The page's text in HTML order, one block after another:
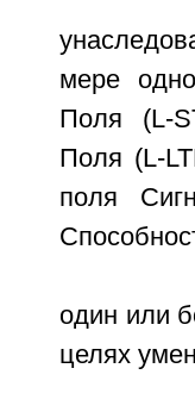
мере
Поля (L-
Поля (L-
поля
один или
целях